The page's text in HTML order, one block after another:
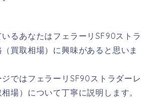
るあなたはフェラーリSF90ストラ
買取相場）に興味があると思いま
ではフェラーリSF90ストラダーレ
場）について丁寧に説明します。